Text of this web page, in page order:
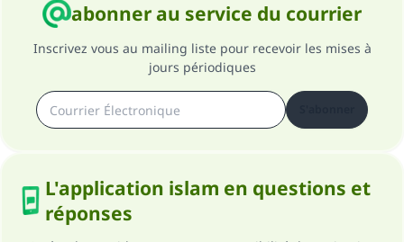
abonner au service du courrier
Inscrivez vous au mailing liste pour recevoir les mises à
jours périodiques
L'application islam en questions et
réponses